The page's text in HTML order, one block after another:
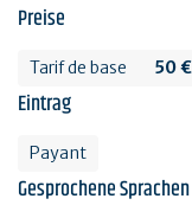
Preise
Tarif de base 50 €
Eintrag
Payant
Gesprochene Sprachen